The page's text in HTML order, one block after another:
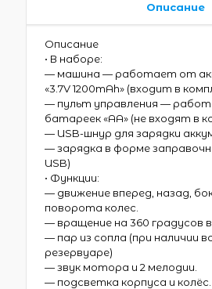
Описание
Описание
• В наборе:
— машина — работает от
«3.7V 1200mAh» (входит в
— пульт управления —
батареек «АА» (не входят в
— USB-шнур для зарядки
— зарядка в форме
USB)
• Функции:
— движение вперед, назад,
поворота колес.
— вращение на 360 градусов
— пар из сопла (при наличии
резервуаре)
— звук мотора и 2 мелодии.
— подсветка корпуса и колёс.